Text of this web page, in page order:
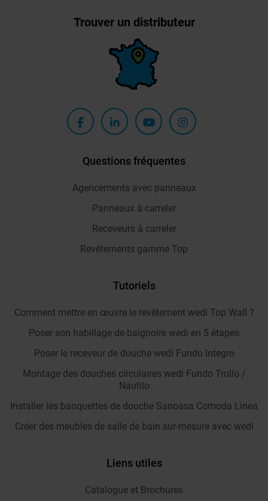
Trouver un distributeur
Questions fréquentes
Agencements avec panneaux
Panneaux à carreler
Receveurs à carreler
Revêtements gamme Top
Tutoriels
Comment mettre en œuvre le revêtement wedi Top Wall ?
Poser son habillage de baignoire wedi en 5 étapes
Poser le receveur de douche wedi Fundo Integro
Montage des douches circulaires wedi Fundo Trollo /
Nautilo
Installer les banquettes de douche Sanoasa Comoda Linea
Créer des meubles de salle de bain sur-mesure avec wedi
Liens utiles
Catalogue et Brochures